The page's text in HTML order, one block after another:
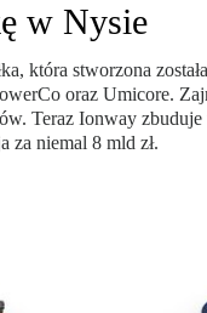
w Nysie
która stworzona
oraz Umicore.
Teraz Ionway
za niemal 8 mld zł.